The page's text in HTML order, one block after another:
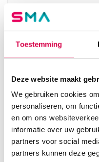
Toestemming
Deze website maakt
We gebruiken cookies
personaliseren, om
en om ons
informatie over uw
partners voor social
partners kunnen deze
Vliwasoft
onsteriel (100)
LOHMANN